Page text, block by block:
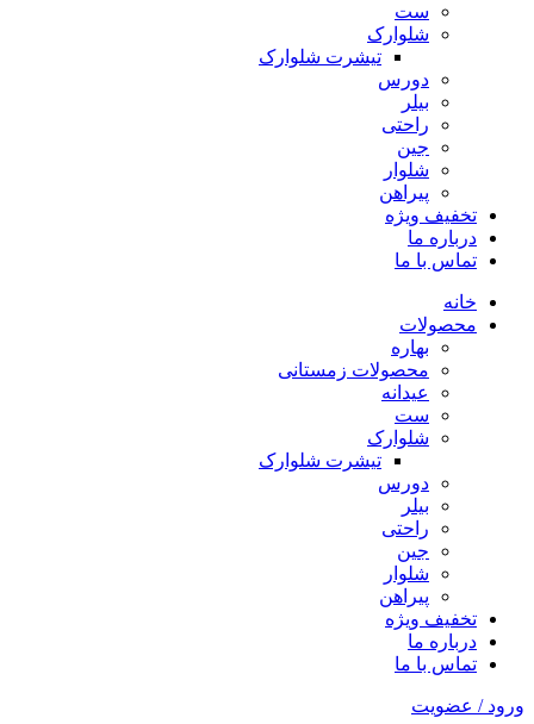
ست
شلوارک
تیشرت شلوارک
دورس
بیلر
راحتی
جین
شلوار
پیراهن
تخفیف ویژه
درباره ما
تماس با ما
خانه
محصولات
بهاره
محصولات زمستانی
عیدانه
ست
شلوارک
تیشرت شلوارک
دورس
بیلر
راحتی
جین
شلوار
پیراهن
تخفیف ویژه
درباره ما
تماس با ما
ورود / عضویت